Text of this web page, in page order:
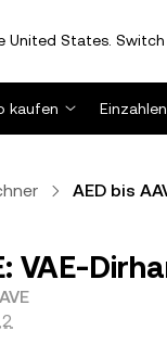
United States.
kaufen
Einzahlen
AED bis
VAE-